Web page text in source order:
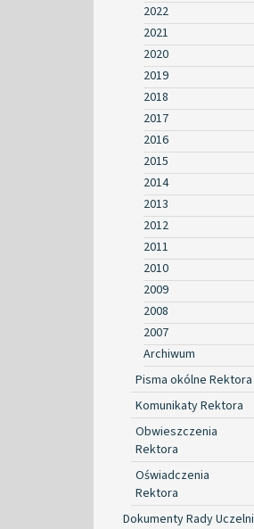
2022
2021
2020
2019
2018
2017
2016
2015
2014
2013
2012
2011
2010
2009
2008
2007
Archiwum
Pisma okólne Rektora
Komunikaty Rektora
Obwieszczenia
Rektora
Oświadczenia
Rektora
Dokumenty Rady Uczelni